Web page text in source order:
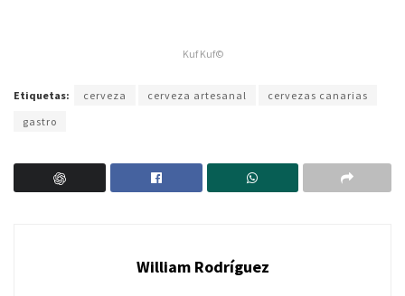
Kuf Kuf©
Etiquetas: cerveza cerveza artesanal
cervezas canarias
gastro
William Rodríguez